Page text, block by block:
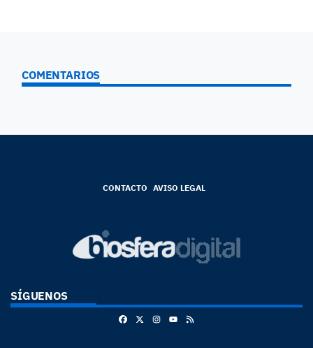
COMENTARIOS
CONTACTO AVISO LEGAL
SÍGUENOS
FacebookInstagram